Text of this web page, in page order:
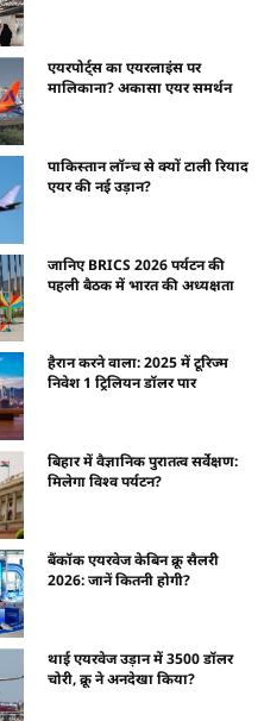
एयरपोर्ट्स का एयरलाइंस पर
मालिकाना? अकासा एयर समर्थन
पाकिस्तान लॉन्च से क्यों टाली रियाद
एयर की नई उड़ान?
जानिए BRICS 2026 पर्यटन की
पहली बैठक में भारत की अध्यक्षता
हैरान करने वाला: 2025 में टूरिज्म
निवेश 1 ट्रिलियन डॉलर पार
बिहार में वैज्ञानिक पुरातत्व सर्वेक्षण:
मिलेगा विश्व पर्यटन?
बैंकॉक एयरवेज केबिन क्रू सैलरी
2026: जानें कितनी होगी?
थाई एयरवेज उड़ान में 3500 डॉलर
चोरी, क्रू ने अनदेखा किया?